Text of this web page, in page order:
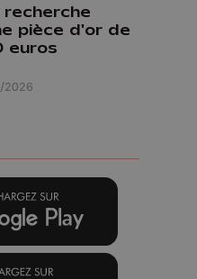
2026
recherche
pièce d'or de
euros